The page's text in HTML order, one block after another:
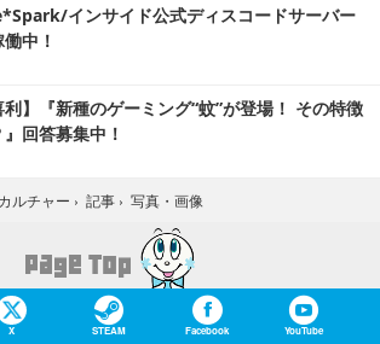
インサイド公式ディスコードサーバー
中！
利】『新種のゲーミング“蚊”が登場！ その特徴
』回答募集中！
カルチャー › 記事 › 写真・画像
X STEAM Facebook YouTube